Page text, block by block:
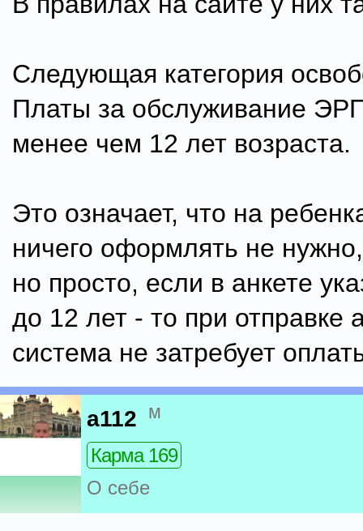
Следующая категория
Платы за обслуживание
менее чем 12 лет возраста.
Это означает, что на
ничего оформлять не
но просто, если в анкете
до 12 лет - то при отправке
система не затребует
a112 м
Карма 169
О себе